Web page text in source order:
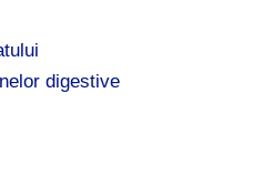
digestive